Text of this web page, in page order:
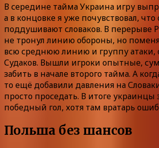
В середине тайма Украина игру
а в концовке я уже почувствовал, что
поддушивают словаков. В перерыве
не тронул линию обороны, но
всю среднюю линию и группу атаки,
Судаков. Вышли игроки опытные,
забить в начале второго тайма. А
то ещё добавили давления на
просто проседать. В итоге украинцы
победный гол, хотя там вратарь
Польша без шансов